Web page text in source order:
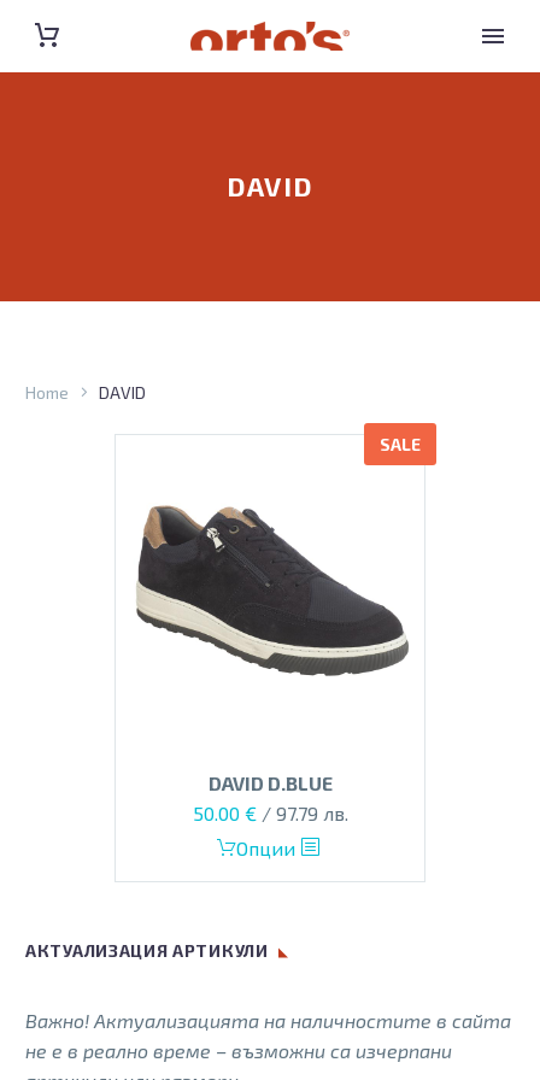
DAVID
Home DAVID
SALE
DAVID D.BLUE
Original
price
50.00 €Текущата
цена
/ 97.79 лв.
Опции
This
product
options
may
АКТУАЛИЗАЦИЯ АРТИКУЛИ
Важно! Актуализацията на наличностите в сайта
не е в реално време – възможни са изчерпани